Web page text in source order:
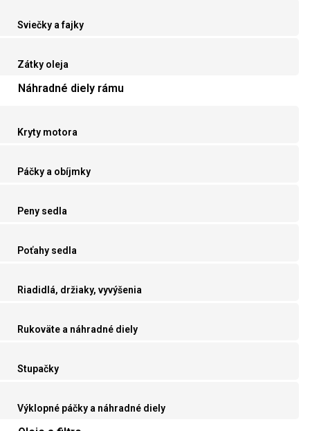
Sviečky a fajky
Zátky oleja
Náhradné diely rámu
Kryty motora
Páčky a obíjmky
Peny sedla
Poťahy sedla
Riadidlá, držiaky, vyvýšenia
Rukoväte a náhradné diely
Stupačky
Výklopné páčky a náhradné diely